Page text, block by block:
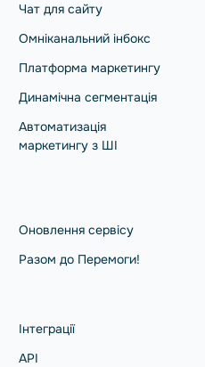
Чат для сайту
Омніканальний інбокс
Платформа маркетингу
Динамічна сегментація
Автоматизація
маркетингу з ШІ
Оновлення сервісу
Разом до Перемоги!
Інтеграції
API